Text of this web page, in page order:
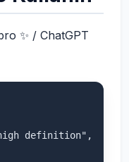
✨ / ChatGPT
definition",